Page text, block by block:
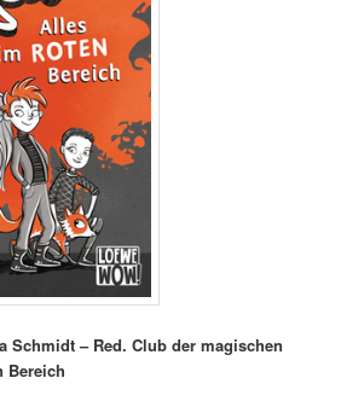
Schmidt – Red. Club der magischen
Bereich